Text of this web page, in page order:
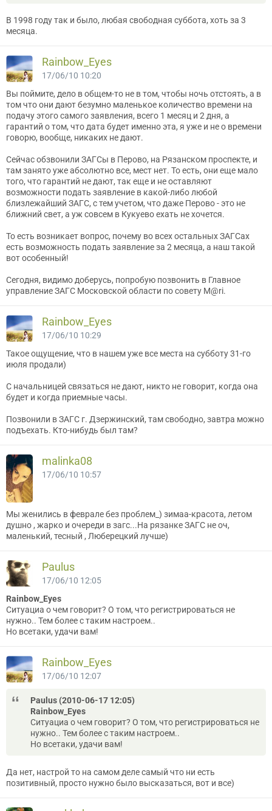
В 1998 году так и было, любая свободная суббота, хоть за 3
месяца.
Rainbow_Eyes
17/06/10 10:20
Вы поймите, дело в общем-то не в том, чтобы ночь отстоять, а в
том что они дают безумно маленькое количество времени на
подачу этого самого заявления, всего 1 месяц и 2 дня, а
гарантий о том, что дата будет именно эта, я уже и не о времени
говорю, вообще, никаких не дают.
Сейчас обзвонили ЗАГСы в Перово, на Рязанском проспекте, и
там занято уже абсолютно все, мест нет. То есть, они еще мало
того, что гарантий не дают, так еще и не оставляют
возможности подать заявление в какой-либо любой
близлежайший ЗАГС, с тем учетом, что даже Перово - это не
ближний свет, а уж совсем в Кукуево ехать не хочется.
То есть возникает вопрос, почему во всех остальных ЗАГСах
есть возможность подать заявление за 2 месяца, а наш такой
вот особенный!
Сегодня, видимо доберусь, попробую позвонить в Главное
управление ЗАГС Московской области по совету M@ri.
Rainbow_Eyes
17/06/10 10:29
Такое ощущение, что в нашем уже все места на субботу 31-го
июля продали)
С начальницей связаться не дают, никто не говорит, когда она
будет и когда приемные часы.
Позвонили в ЗАГС г. Дзержинский, там свободно, завтра можно
подъехать. Кто-нибудь был там?
malinka08
17/06/10 10:57
Мы женились в феврале без проблем_) зимаа-красота, летом
душно , жарко и очереди в загс...На рязанке ЗАГС не оч,
маленький, тесный , Люберецкий лучше)
Paulus
17/06/10 12:05
Rainbow_Eyes
Ситуациа о чем говорит? О том, что регистрироваться не
нужно.. Тем более с таким настроем..
Но всетаки, удачи вам!
Rainbow_Eyes
17/06/10 12:07
Paulus (2010-06-17 12:05)
Rainbow_Eyes
Ситуациа о чем говорит? О том, что регистрироваться не
нужно.. Тем более с таким настроем..
Но всетаки, удачи вам!
Да нет, настрой то на самом деле самый что ни есть
позитивный, просто нужно было высказаться, вот и все)